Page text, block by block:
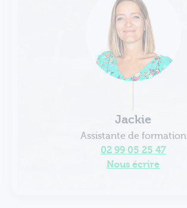
Jackie
Assistante de formation
02 99 05 25 47
Nous écrire